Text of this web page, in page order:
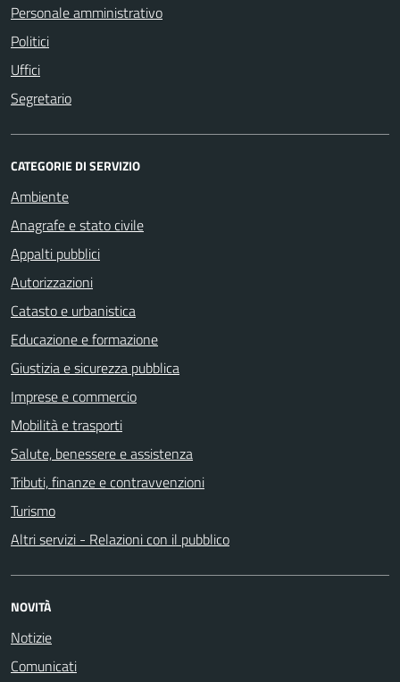
Personale amministrativo
Politici
Uffici
Segretario
CATEGORIE DI SERVIZIO
Ambiente
Anagrafe e stato civile
Appalti pubblici
Autorizzazioni
Catasto e urbanistica
Educazione e formazione
Giustizia e sicurezza pubblica
Imprese e commercio
Mobilità e trasporti
Salute, benessere e assistenza
Tributi, finanze e contravvenzioni
Turismo
Altri servizi - Relazioni con il pubblico
NOVITÀ
Notizie
Comunicati